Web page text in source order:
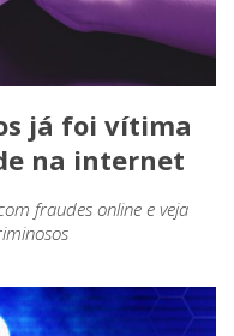
já foi vítima
na internet
fraudes online e veja